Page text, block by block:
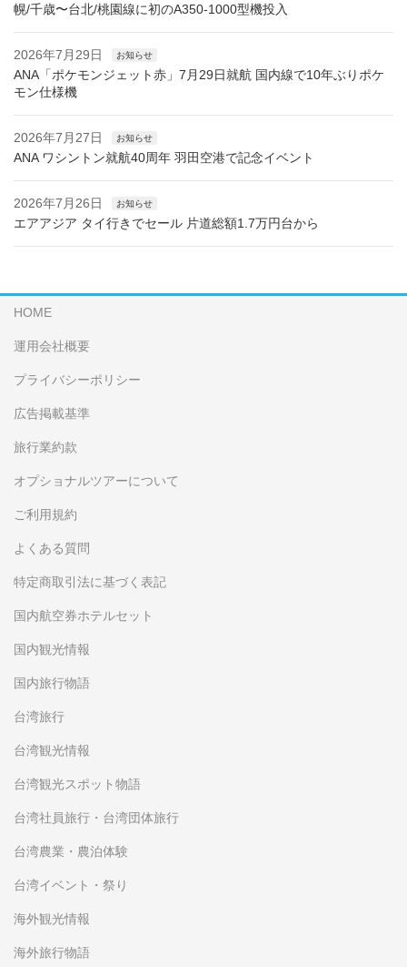
幌/千歳〜台北/桃園線に初のA350-1000型機投入
2026年7月29日 お知らせ
ANA「ポケモンジェット赤」7月29日就航 国内線で10年ぶりポケ
モン仕様機
2026年7月27日 お知らせ
ANA ワシントン就航40周年 羽田空港で記念イベント
2026年7月26日 お知らせ
エアアジア タイ行きでセール 片道総額1.7万円台から
HOME
運用会社概要
プライバシーポリシー
広告掲載基準
旅行業約款
オプショナルツアーについて
ご利用規約
よくある質問
特定商取引法に基づく表記
国内航空券ホテルセット
国内観光情報
国内旅行物語
台湾旅行
台湾観光情報
台湾観光スポット物語
台湾社員旅行・台湾団体旅行
台湾農業・農泊体験
台湾イベント・祭り
海外観光情報
海外旅行物語